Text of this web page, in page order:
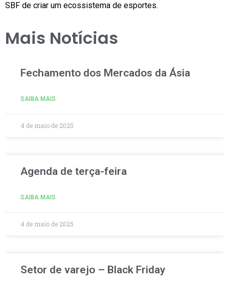
SBF de criar um ecossistema de esportes.
Mais Notícias
Fechamento dos Mercados da Ásia
SAIBA MAIS
4 de maio de 2025
Agenda de terça-feira
SAIBA MAIS
4 de maio de 2025
Setor de varejo – Black Friday